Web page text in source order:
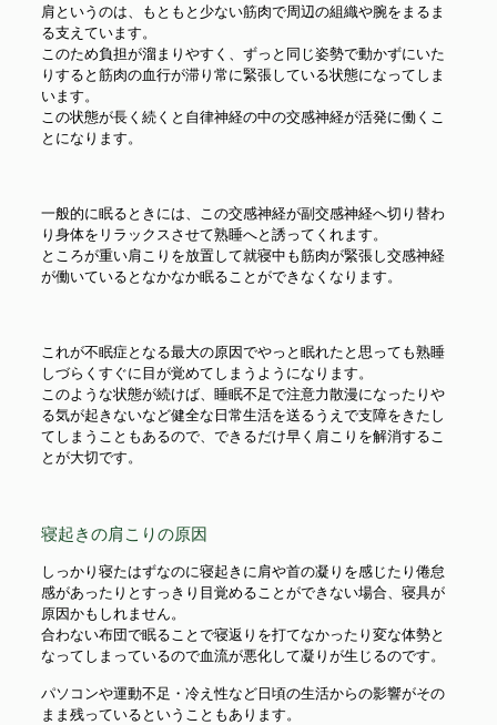
肩というのは、もともと少ない筋肉で周辺の組織や腕をまるま
る支えています。
このため負担が溜まりやすく、ずっと同じ姿勢で動かずにいた
りすると筋肉の血行が滞り常に緊張している状態になってしま
います。
この状態が長く続くと自律神経の中の交感神経が活発に働くこ
とになります。
一般的に眠るときには、この交感神経が副交感神経へ切り替わ
り身体をリラックスさせて熟睡へと誘ってくれます。
ところが重い肩こりを放置して就寝中も筋肉が緊張し交感神経
が働いているとなかなか眠ることができなくなります。
これが不眠症となる最大の原因でやっと眠れたと思っても熟睡
しづらくすぐに目が覚めてしまうようになります。
このような状態が続けば、睡眠不足で注意力散漫になったりや
る気が起きないなど健全な日常生活を送るうえで支障をきたし
てしまうこともあるので、できるだけ早く肩こりを解消するこ
とが大切です。
寝起きの肩こりの原因
しっかり寝たはずなのに寝起きに肩や首の凝りを感じたり倦怠
感があったりとすっきり目覚めることができない場合、寝具が
原因かもしれません。
合わない布団で眠ることで寝返りを打てなかったり変な体勢と
なってしまっているので血流が悪化して凝りが生じるのです。
パソコンや運動不足・冷え性など日頃の生活からの影響がその
まま残っているということもあります。